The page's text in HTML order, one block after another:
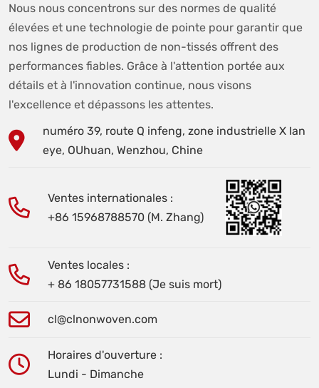
Nous nous concentrons sur des normes de qualité
élevées et une technologie de pointe pour garantir que
nos lignes de production de non-tissés offrent des
performances fiables. Grâce à l'attention portée aux
détails et à l'innovation continue, nous visons
l'excellence et dépassons les attentes.
numéro 39, route Q infeng, zone industrielle X Ian
eye, OUhuan, Wenzhou, Chine
Ventes internationales :
+86 15968788570 (M. Zhang)
Ventes locales :
+ 86 18057731588 (Je suis mort)
cl@clnonwoven.com
Horaires d'ouverture :
Lundi - Dimanche